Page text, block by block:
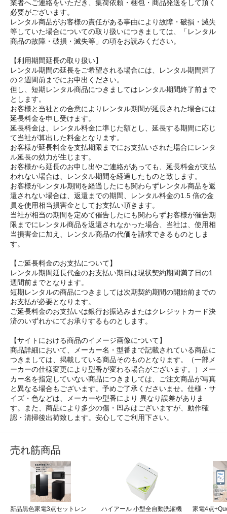
業者へご連絡をいただき、集荷依頼・梱包・商品発送をして頂く
必要がございます。
レンタル商品がお客様の責任がある事由により故障・破損・滅失
等していた場合についての取り扱いにつきましては、「レンタル
商品の故障・破損・滅失等」の項をお読みください。
【利用期間延長の取り扱い】
レンタル期間の延長をご希望される場合には、レンタル期間満了
の２週間前までにお申出ください。
但し、短期レンタル商品につきましてはレンタル期間終了前まで
とします。
お客様と当社との合意によりレンタル期間が延長された場合には
延長料金を申し受けます。
延長料金は、レンタル料金に準じた額とし、延長する期間に応じ
て当社が算出した料金となります。
お客様が延長料金を支払期限までにお支払いされた場合にレンタ
ル延長の効力が生じます。
お客様から延長のお申し出やご連絡があっても、延長料金が支払
われない場合は、レンタル期間を経過したものと致します。
お客様がレンタル期間を経過したにも関わらずレンタル商品を返
還されない場合は、返還までの期間、レンタル料金の1.5 倍の金
員を使用相当損害金としてお支払い頂きます。
当社が相当の期間を定めて催告したにも関わらずお客様が催告期
限までにレンタル商品を返還されなかった場合、当社は、使用相
当損害金に加え、レンタル商品の代価を請求できるものとしま
す。
【ご延長料金のお支払について】
レンタル期間延長代金のお支払い期日は現状契約期間満了日の1
週間前までとなります。
短期レンタルの商品につきましては次期契約期間の開始前までの
お支払が必要となります。
ご延長料金のお支払いは銀行お振込みまたはクレジットカード決
済のいずれかにてお承りするものとします。
【サイトにおける商品のイメージ画像について】
商品詳細において、メーカー名・型番まで記載されている商品に
つきましては、掲載している商品そのものとなります。（一部メ
ーカーの仕様変更により型番が変わる場合がございます。）メー
カー名を指定していない商品につきましては、ご注文商品が写真
と異なる場合もございます。予めご了承くださいませ。仕様・サ
イズ・色などは、メーカーや型番により 異なり誤差がありま
す。また、商品により多少の傷・凹みはございますが、動作確
認・清掃後出荷致します。安心してご利用下さい。
売れ筋商品
新品黒色家電3点セットレン
ハイアール 小型全自動洗濯機
家電4点